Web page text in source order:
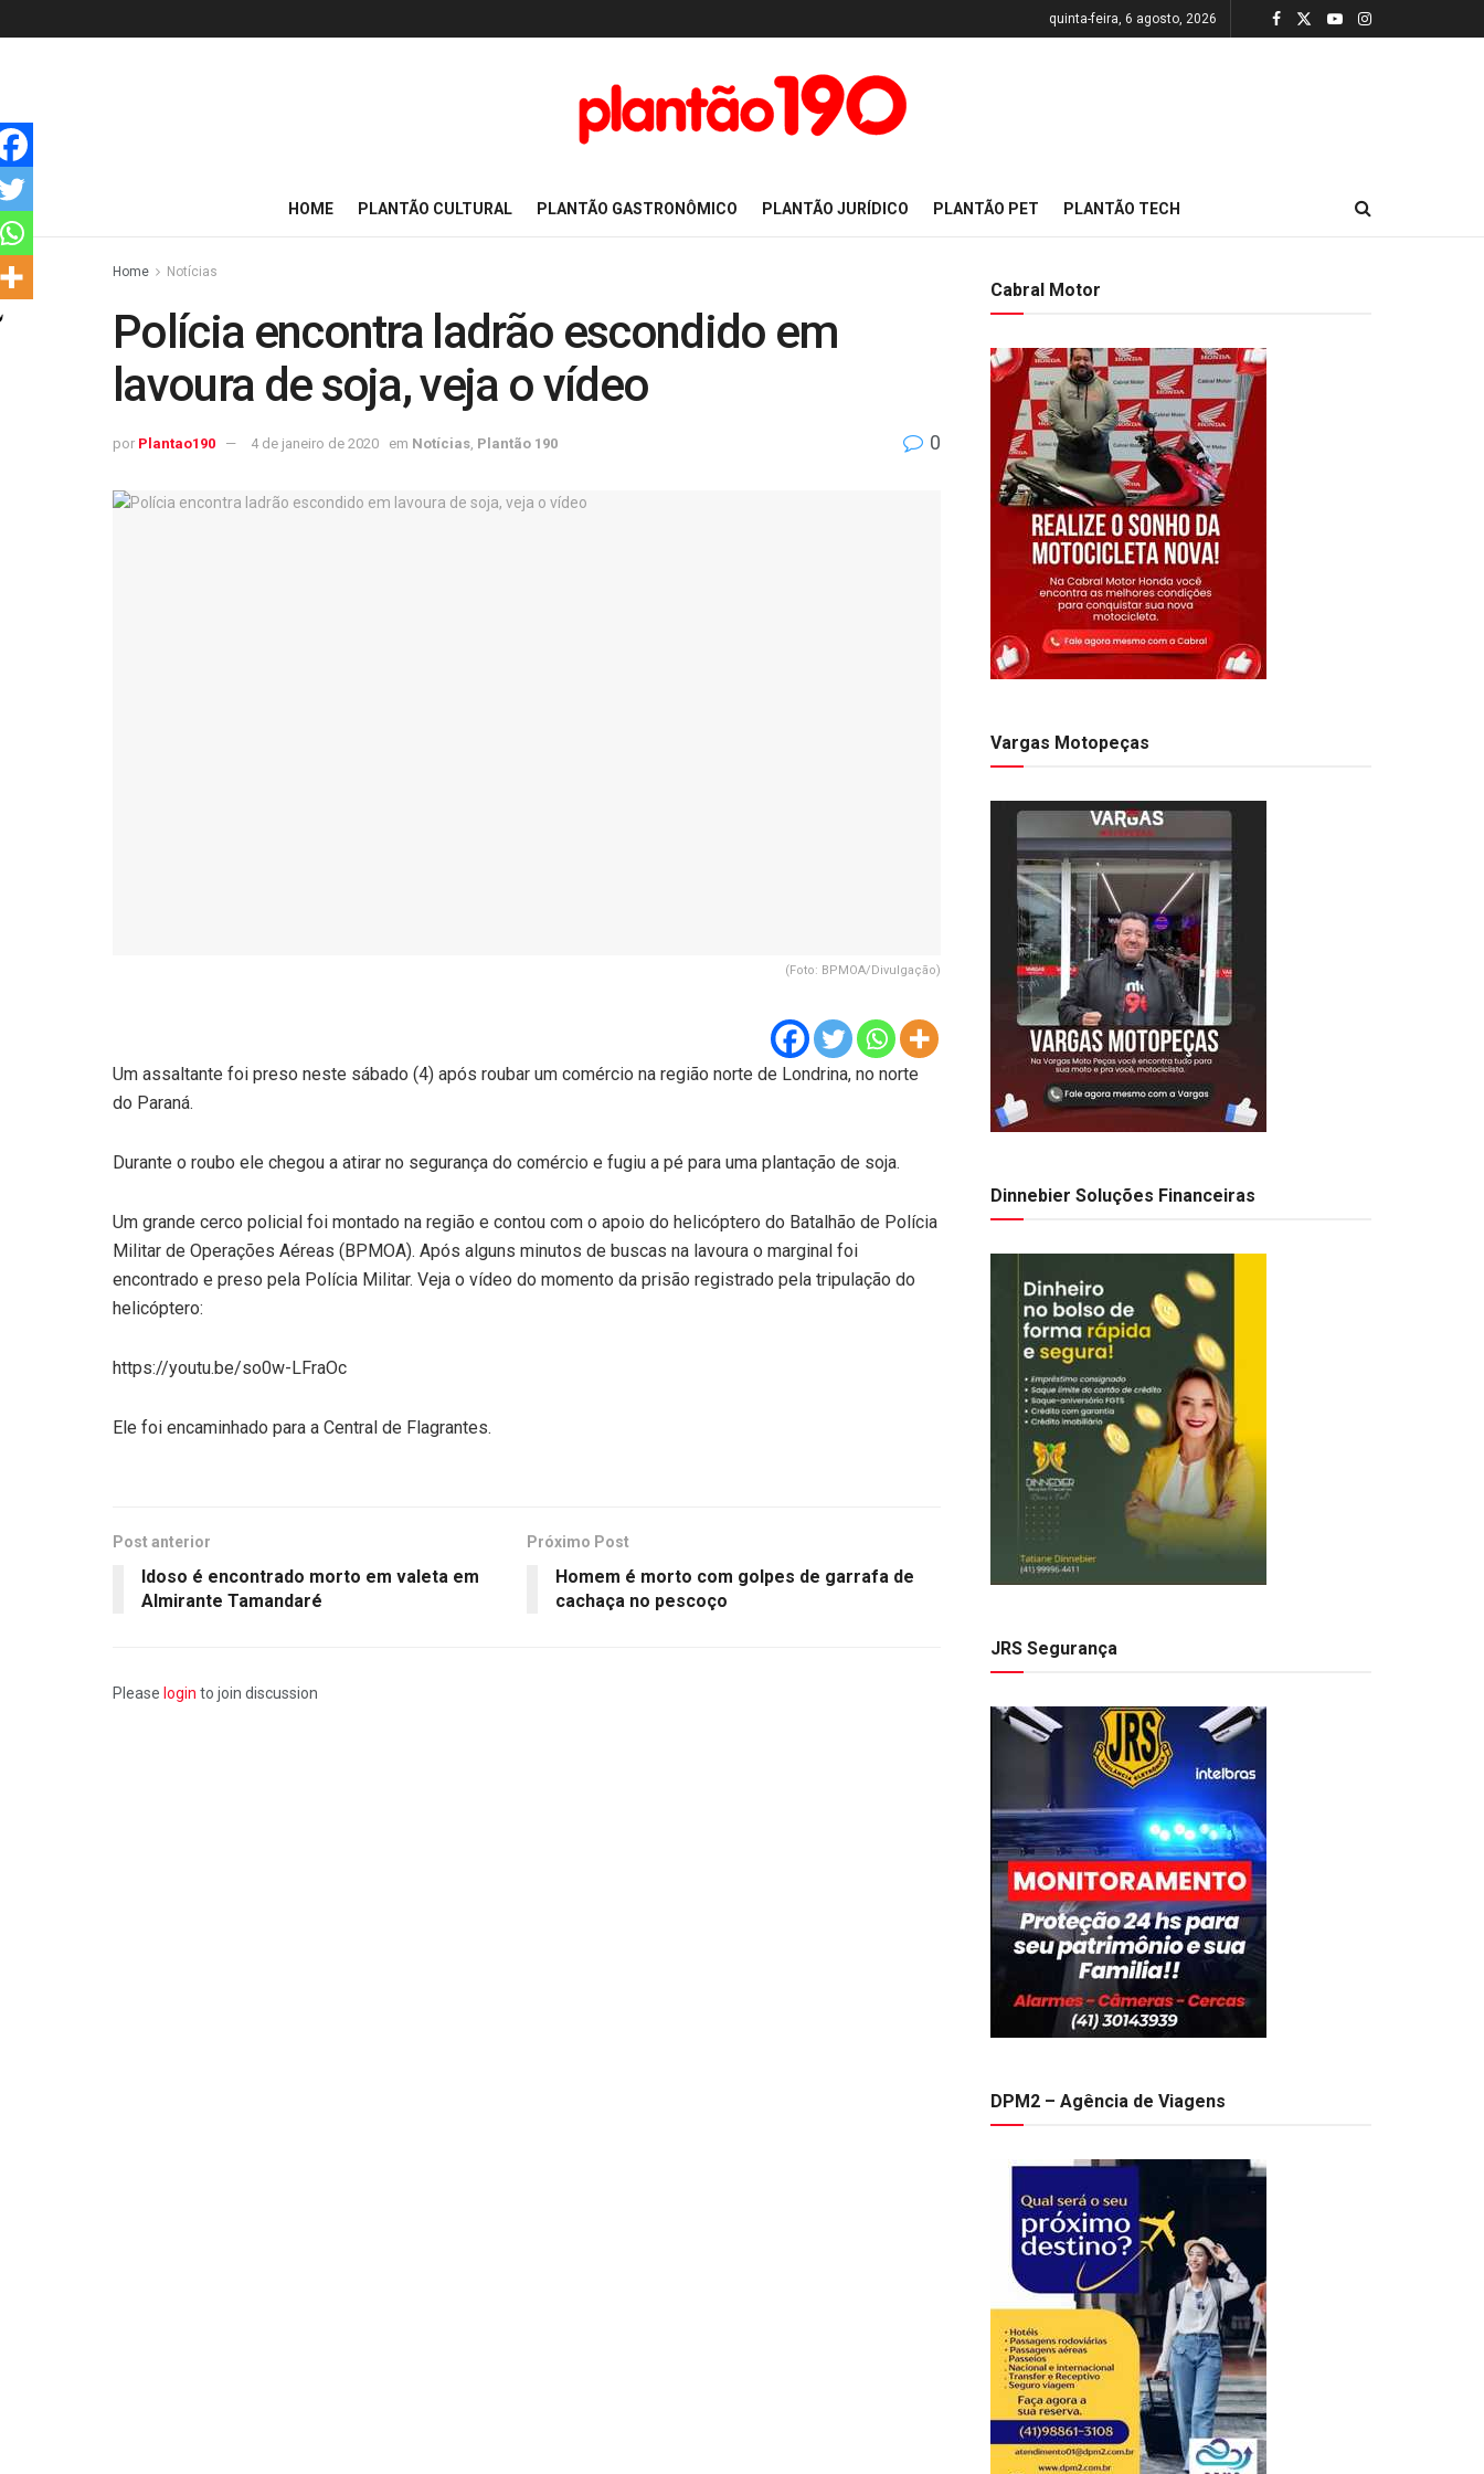
quinta-feira, 6 agosto, 2026
HOME PLANTÃO CULTURAL PLANTÃO GASTRONÔMICO PLANTÃO JURÍDICO PLANTÃO PET PLANTÃO TECH
Home Notícias
Polícia encontra ladrão escondido em
lavoura de soja, veja o vídeo
por Plantao190 4 de janeiro de 2020 em Notícias Plantão 190 0
(Foto: BPMOA/Divulgação)
Um assaltante foi preso neste sábado (4) após roubar um comércio na região norte de Londrina, no norte
do Paraná.
Durante o roubo ele chegou a atirar no segurança do comércio e fugiu a pé para uma plantação de soja.
Um grande cerco policial foi montado na região e contou com o apoio do helicóptero do Batalhão de Polícia
Militar de Operações Aéreas (BPMOA). Após alguns minutos de buscas na lavoura o marginal foi
encontrado e preso pela Polícia Militar. Veja o vídeo do momento da prisão registrado pela tripulação do
helicóptero:
https://youtu.be/so0w-LFraOc
Ele foi encaminhado para a Central de Flagrantes.
Post anterior
Idoso é encontrado morto em valeta em
Almirante Tamandaré
Próximo Post
Homem é morto com golpes de garrafa de
cachaça no pescoço
Please login to join discussion
Cabral Motor
Vargas Motopeças
Dinnebier Soluções Financeiras
JRS Segurança
DPM2 – Agência de Viagens